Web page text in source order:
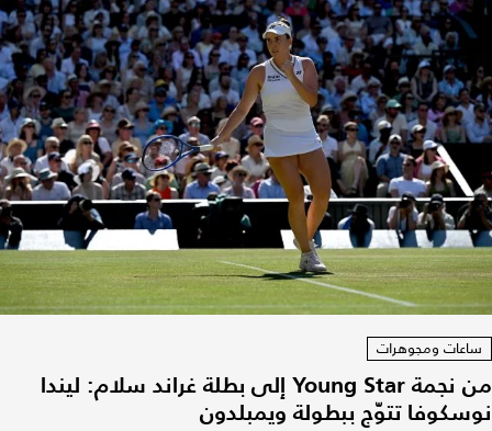
ساعات ومجوهرات
من نجمة Young Star إلى بطلة غراند سلام: ليندا
نوسكوفا تتوّج ببطولة ويمبلدون